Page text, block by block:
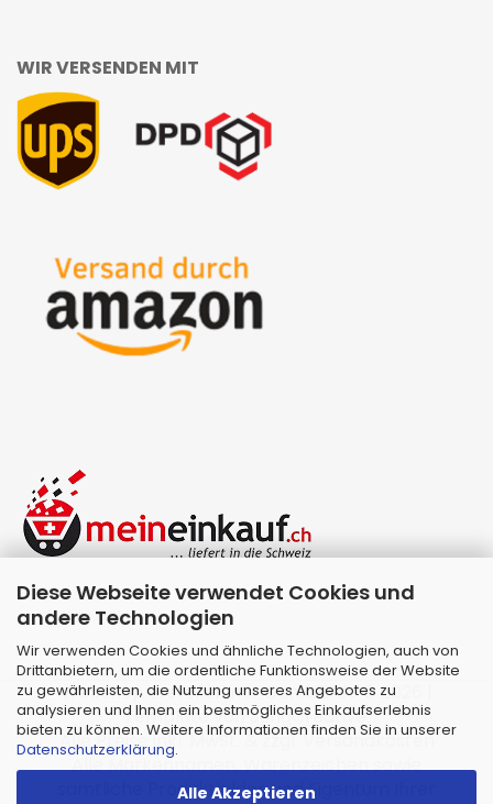
Diese Webseite verwendet Cookies und
andere Technologien
Wir verwenden Cookies und ähnliche Technologien, auch von
Drittanbietern, um die ordentliche Funktionsweise der Website
zu gewährleisten, die Nutzung unseres Angebotes zu
analysieren und Ihnen ein bestmögliches Einkaufserlebnis
bieten zu können. Weitere Informationen finden Sie in unserer
Datenschutzerklärung.
Alle Akzeptieren
WIR VERSENDEN MIT
Webshop erstellenmit Gambio.de © 2026 |
Template vonJungCreative.
Alle Preise inkl. MwSt. & zzgl. Versandkosten
Alle Markennamen, Warenzeichen sowie
sämtliche Produktbilder sind Eigentum Ihrer